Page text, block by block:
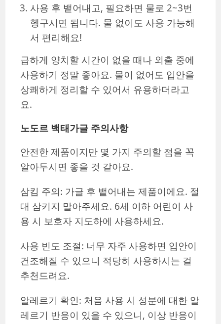
사용 후 뱉어내고, 필요하면 물로 2~3번
헹구시면 됩니다. 물 없이도 사용 가능해
서 편리해요!
급하게 양치할 시간이 없을 때나 외출 중에
사용하기 정말 좋아요. 물이 없어도 입안을
상쾌하게 정리할 수 있어서 유용하더라고
요.
노도르 백태가글 주의사항
안전한 제품이지만 몇 가지 주의할 점을 꼭
알아두시면 좋을 것 같아요.
삼킴 주의: 가글 후 뱉어내는 제품이에요. 절
대 삼키지 말아주세요. 6세 이하 어린이 사
용 시 보호자 지도하에 사용하세요.
사용 빈도 조절: 너무 자주 사용하면 입안이
건조해질 수 있으니 적당히 사용하시는 걸
추천드려요.
알레르기 확인: 처음 사용 시 성분에 대한 알
레르기 반응이 있을 수 있으니, 이상 반응이